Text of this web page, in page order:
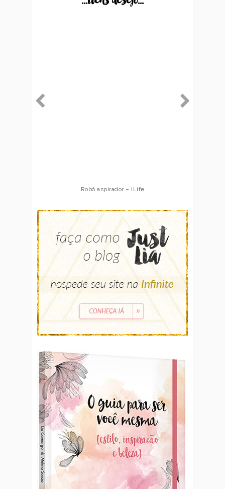
Robô aspirador – ILife